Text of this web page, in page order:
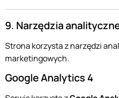
9. Narzędzia
Strona korzysta z narzędzi
marketingowych.
Google Analytics 4